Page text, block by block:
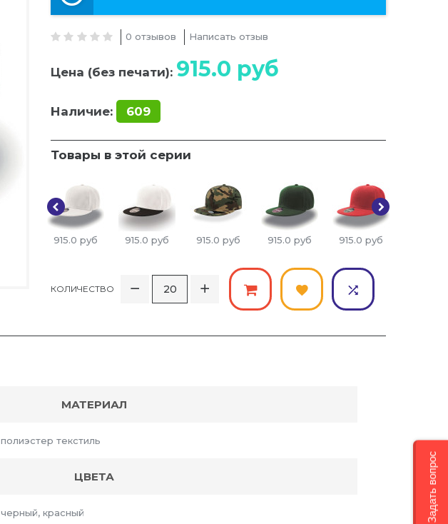
0 отзывов Написать отзыв
Цена (без печати): 915.0 руб
Наличие: 609
Товары в этой серии
915.0 руб 915.0 руб 915.0 руб 915.0 руб 915.0 руб
КОЛИЧЕСТВО
МАТЕРИАЛ
полиэстер текстиль
ЦВЕТА
черный, красный Задать вопрос